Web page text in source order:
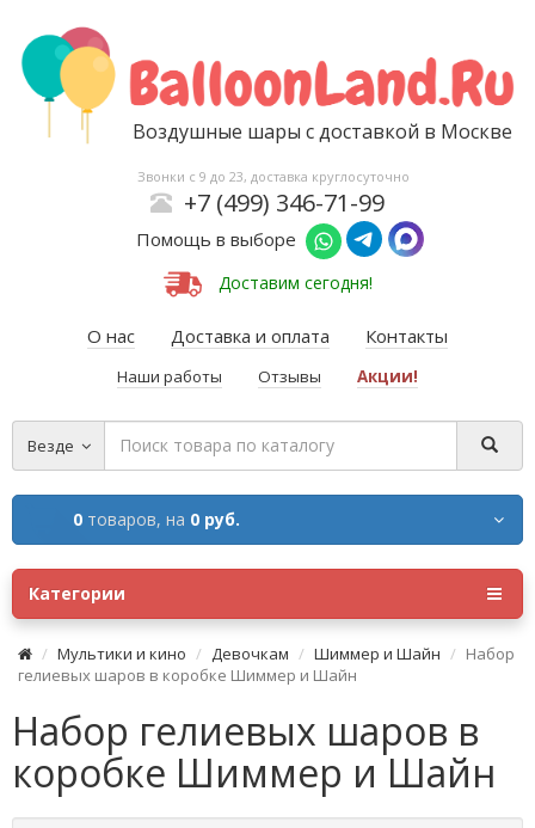
Воздушные шары с доставкой в Москве
Звонки с 9 до 23, доставка круглосуточно
+7 (499) 346-71-99
Помощь в выборе
Доставим сегодня!
О нас Доставка и оплата Контакты
Наши работы Отзывы Акции!
Везде
0 товаров, на 0 руб.
Категории
Мультики и кино Девочкам Шиммер и Шайн
Набор
гелиевых шаров в коробке Шиммер и Шайн
Набор гелиевых шаров в
коробке Шиммер и Шайн